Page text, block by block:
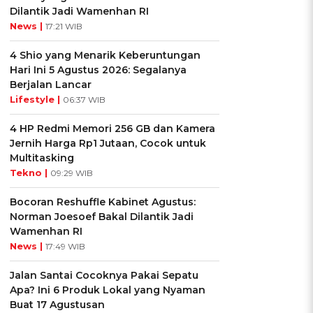
Dilantik Jadi Wamenhan RI
News | 17:21 WIB
4 Shio yang Menarik Keberuntungan
Hari Ini 5 Agustus 2026: Segalanya
Berjalan Lancar
Lifestyle | 06:37 WIB
4 HP Redmi Memori 256 GB dan Kamera
Jernih Harga Rp1 Jutaan, Cocok untuk
Multitasking
Tekno | 09:29 WIB
Bocoran Reshuffle Kabinet Agustus:
Norman Joesoef Bakal Dilantik Jadi
Wamenhan RI
News | 17:49 WIB
Jalan Santai Cocoknya Pakai Sepatu
Apa? Ini 6 Produk Lokal yang Nyaman
Buat 17 Agustusan